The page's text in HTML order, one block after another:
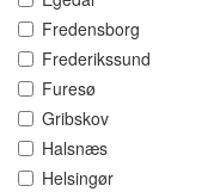
Fredensborg
Frederikssund
Furesø
Gribskov
Halsnæs
Helsingør